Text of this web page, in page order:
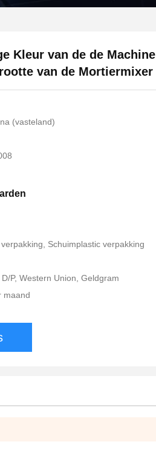
Kleur van de de Machine
van de Mortiermixer
(vasteland)
Schuimplastic verpakking
P, Western Union, Geldgram
maand